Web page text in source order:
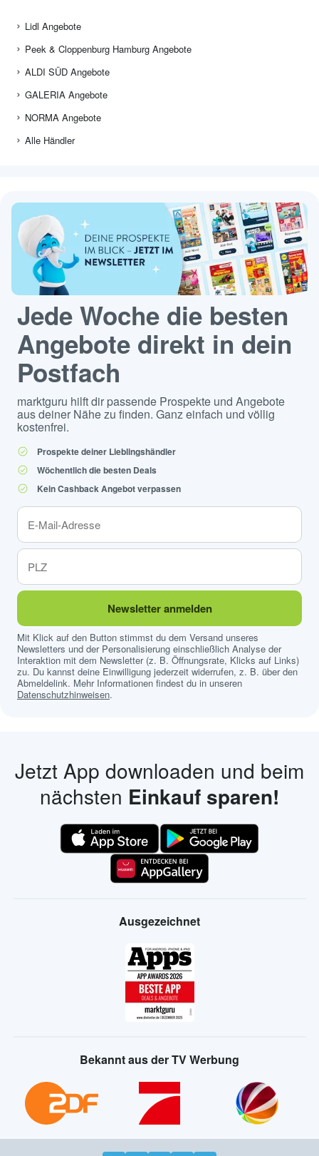
Lidl Angebote
Peek & Cloppenburg Hamburg Angebote
ALDI SÜD Angebote
GALERIA Angebote
NORMA Angebote
Alle Händler
Jede Woche die besten
Angebote direkt in dein
Postfach
marktguru hilft dir passende Prospekte und Angebote
aus deiner Nähe zu finden. Ganz einfach und völlig
kostenfrei.
Prospekte deiner Lieblingshändler
Wöchentlich die besten Deals
Kein Cashback Angebot verpassen
Newsletter anmelden
Mit Klick auf den Button stimmst du dem Versand unseres
Newsletters und der Personalisierung einschließlich Analyse der
Interaktion mit dem Newsletter (z. B. Öffnungsrate, Klicks auf Links)
zu. Du kannst deine Einwilligung jederzeit widerrufen, z. B. über den
Abmeldelink. Mehr Informationen findest du in unseren
Datenschutzhinweisen.
Jetzt App downloaden und beim
nächsten Einkauf sparen!
Ausgezeichnet
Bekannt aus der TV Werbung